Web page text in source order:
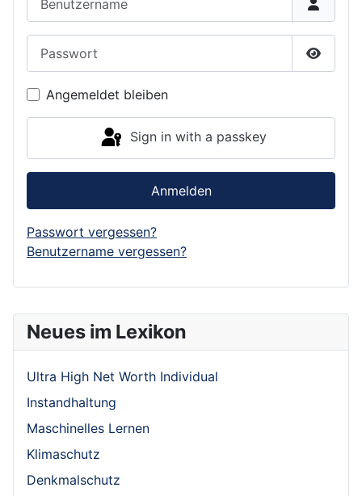
Neues im Lexikon
Ultra High Net Worth Individual
Instandhaltung
Maschinelles Lernen
Klimaschutz
Denkmalschutz
Show
Angemeldet bleiben
Sign in with a passkey
Anmelden
Passwort vergessen?
Benutzername vergessen?